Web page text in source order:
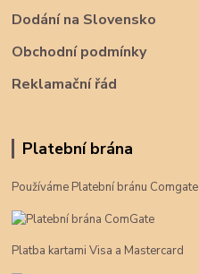
Dodání na Slovensko
Obchodní podmínky
Reklamační řád
Platební brána
Používáme Platební bránu Comgate
Platba kartami Visa a Mastercard